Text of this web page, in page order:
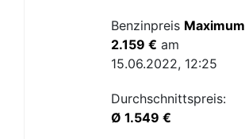
Benzinpreis Maximum
2.159 € am
15.06.2022, 12:25
Durchschnittspreis:
Ø 1.549 €